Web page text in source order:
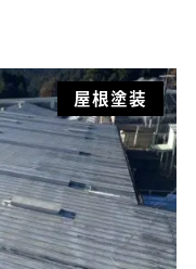
屋根塗装